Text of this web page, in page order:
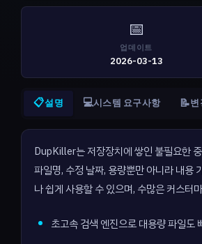
📅
업데이트
2026-03-13
📋설명 💻시스템 요구사항 📝변
DupKiller는 저장장치에 쌓인 불필요한
파일명, 수정 날짜, 용량뿐만 아니라 내용
나 쉽게 사용할 수 있으며, 수많은 커스터
초고속 검색 엔진으로 대용량 파일도